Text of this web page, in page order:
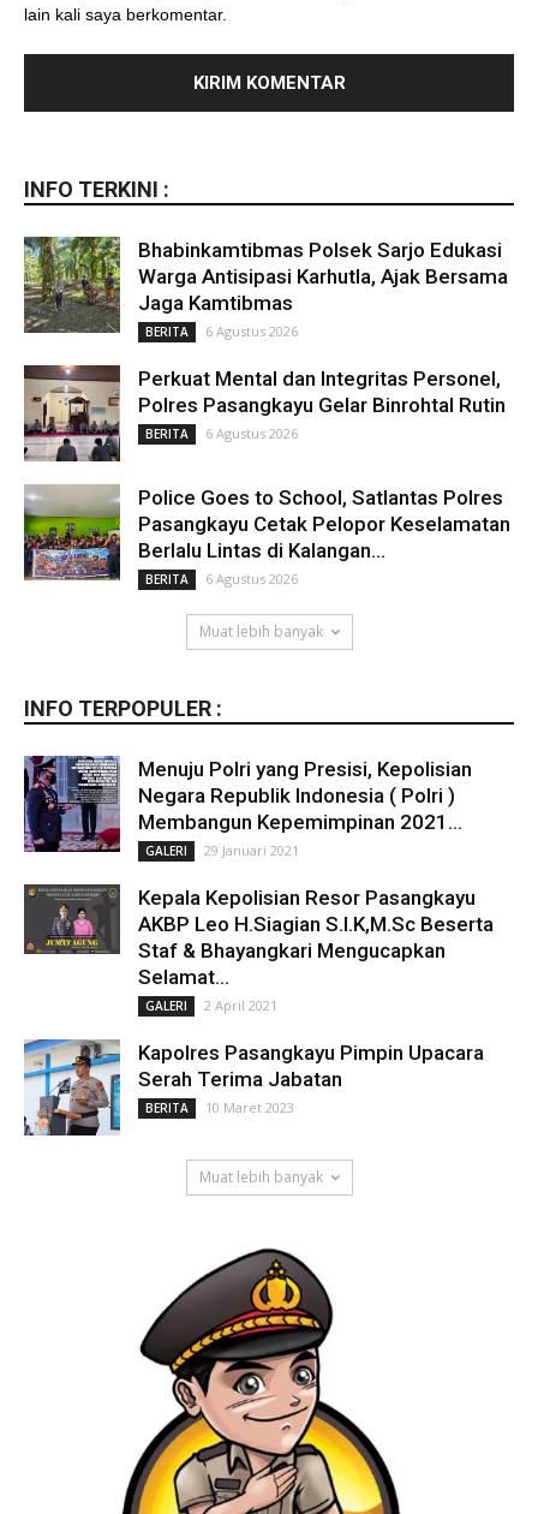
lain kali saya berkomentar.
INFO TERKINI :
Bhabinkamtibmas Polsek Sarjo Edukasi
Warga Antisipasi Karhutla, Ajak Bersama
Jaga Kamtibmas
BERITA 6 Agustus 2026
Perkuat Mental dan Integritas Personel,
Polres Pasangkayu Gelar Binrohtal Rutin
BERITA 6 Agustus 2026
Police Goes to School, Satlantas Polres
Pasangkayu Cetak Pelopor Keselamatan
Berlalu Lintas di Kalangan...
BERITA 6 Agustus 2026
Muat lebih banyak
INFO TERPOPULER :
Menuju Polri yang Presisi, Kepolisian
Negara Republik Indonesia ( Polri )
Membangun Kepemimpinan 2021...
GALERI 29 Januari 2021
Kepala Kepolisian Resor Pasangkayu
AKBP Leo H.Siagian S.I.K,M.Sc Beserta
Staf & Bhayangkari Mengucapkan
Selamat...
GALERI 2 April 2021
Kapolres Pasangkayu Pimpin Upacara
Serah Terima Jabatan
BERITA 10 Maret 2023
Muat lebih banyak